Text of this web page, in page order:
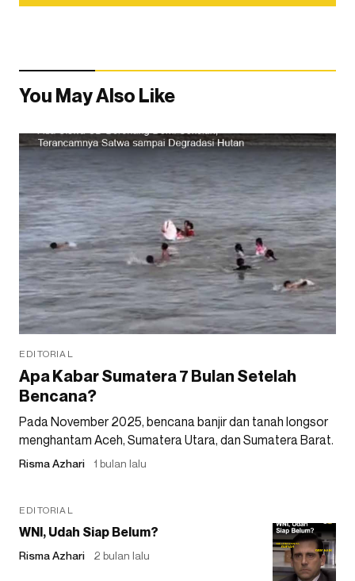
You May Also Like
EDITORIAL
Apa Kabar Sumatera 7 Bulan Setelah
Bencana?
Pada November 2025, bencana banjir dan tanah longsor
menghantam Aceh, Sumatera Utara, dan Sumatera Barat.
Risma Azhari 1 bulan lalu
EDITORIAL
WNI, Udah Siap Belum?
Risma Azhari 2 bulan lalu